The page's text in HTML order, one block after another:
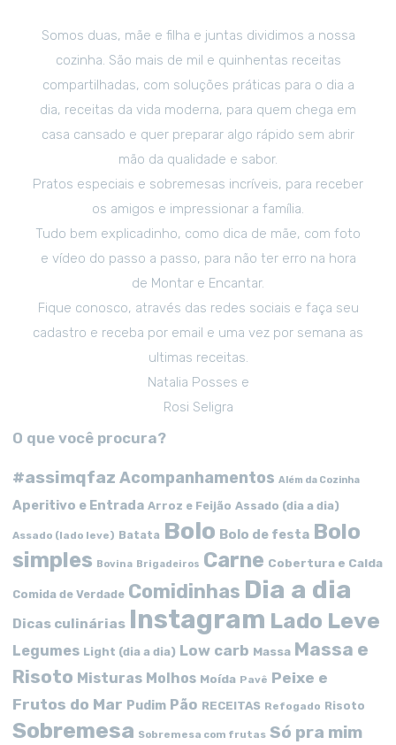
Somos duas, mãe e filha e juntas dividimos a nossa
cozinha. São mais de mil e quinhentas receitas
compartilhadas, com soluções práticas para o dia a
dia, receitas da vida moderna, para quem chega em
casa cansado e quer preparar algo rápido sem abrir
mão da qualidade e sabor.
Pratos especiais e sobremesas incríveis, para receber
os amigos e impressionar a família.
Tudo bem explicadinho, como dica de mãe, com foto
e vídeo do passo a passo, para não ter erro na hora
de Montar e Encantar.
Fique conosco, através das redes sociais e faça seu
cadastro e receba por email e uma vez por semana as
ultimas receitas.
Natalia Posses e
Rosi Seligra
O que você procura?
#assimqfaz Acompanhamentos Além da Cozinha
Aperitivo e Entrada Arroz e Feijão Assado (dia a dia)
Assado (lado leve) Batata Bolo Bolo de festa Bolo
simples Bovina Brigadeiros Carne Cobertura e Calda
Comida de Verdade Comidinhas Dia a dia
Dicas culinárias Instagram Lado Leve
Legumes Light (dia a dia) Low carb Massa Massa e
Risoto Misturas Molhos Moída Pavê Peixe e
Frutos do Mar Pudim Pão RECEITAS Refogado Risoto
Sobremesa Sobremesa com frutas Só pra mim